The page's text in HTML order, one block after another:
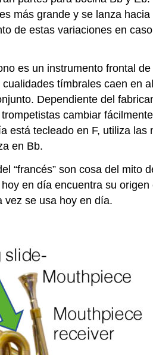
más grande y se lanza
de estas variaciones en
es un instrumento frontal
tímbrales caen en
Dependiente del
cambiar
está tecleado en F, utiliza las
en Bb.
“francés” son cosa del mito
en día encuentra su
vez se usa hoy en día.